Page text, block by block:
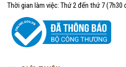
Thời gian làm việc: Thứ 2 đến thứ 7 (7h30